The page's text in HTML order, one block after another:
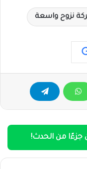
نزوح واسعة
من الحدث!